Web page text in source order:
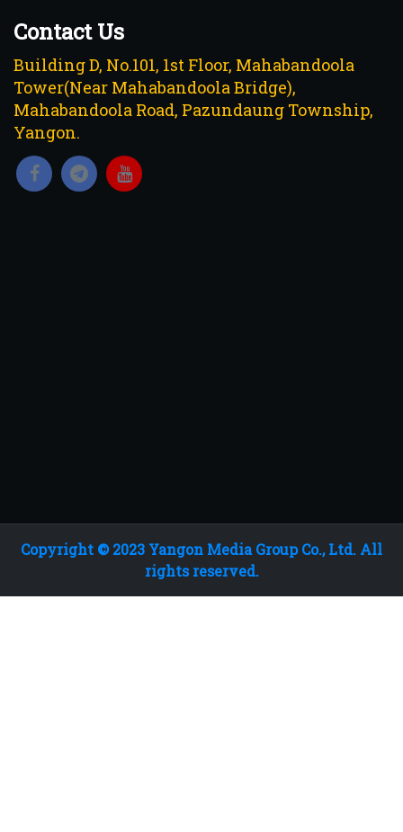
Contact Us
Building D, No.101, 1st Floor, Mahabandoola
Tower(Near Mahabandoola Bridge),
Mahabandoola Road, Pazundaung Township,
Yangon.
Copyright © 2023 Yangon Media Group Co., Ltd. All
rights reserved.